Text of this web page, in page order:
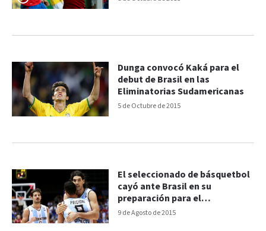
5 de Octubre de 2015
Dunga convocó Kaká para el
debut de Brasil en las
Eliminatorias Sudamericanas
9 de Agosto de 2015
El seleccionado de básquetbol
cayó ante Brasil en su
preparación para el
Preolímpico